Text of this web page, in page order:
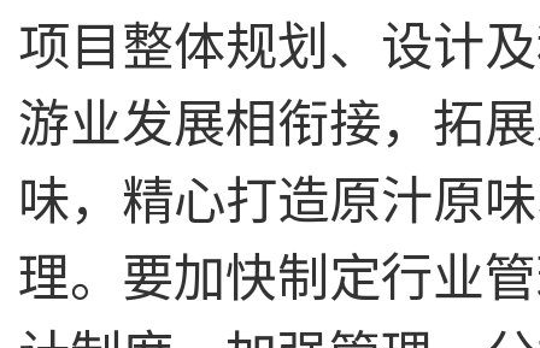
项目整体规划、设计
游业发展相衔接，拓
味，精心打造原汁原
理。要加快制定行业